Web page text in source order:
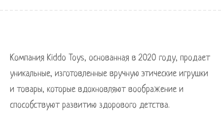
Компания Kiddo Toys, основанная в 2020 году, продает
уникальные, изготовленные вручную этические игрушки
и товары, которые вдохновляют воображение и
способствуют развитию здорового детства.